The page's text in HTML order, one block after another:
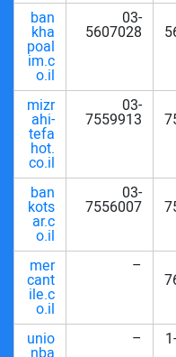
03-
5607028
ban
kha
poal
im.c
o.il
03-
7559913
mizr
ahi-
tefa
hot.
co.il
03-
7556007
ban
kots
ar.c
o.il
–
mer
cant
ile.c
o.il
–
unio